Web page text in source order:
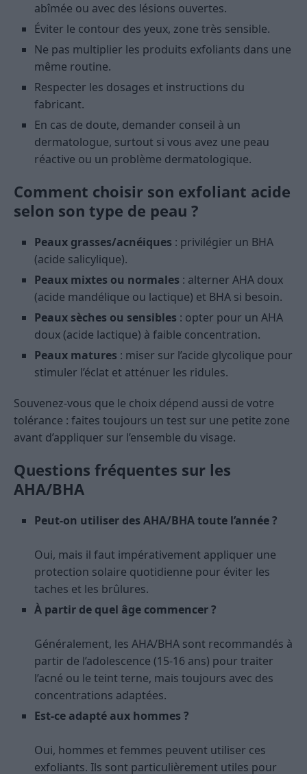
abîmée ou avec des lésions ouvertes.
Éviter le contour des yeux, zone très sensible.
Ne pas multiplier les produits exfoliants dans une
même routine.
Respecter les dosages et instructions du
fabricant.
En cas de doute, demander conseil à un
dermatologue, surtout si vous avez une peau
réactive ou un problème dermatologique.
Comment choisir son exfoliant acide
selon son type de peau ?
Peaux grasses/acnéiques : privilégier un BHA
(acide salicylique).
Peaux mixtes ou normales : alterner AHA doux
(acide mandélique ou lactique) et BHA si besoin.
Peaux sèches ou sensibles : opter pour un AHA
doux (acide lactique) à faible concentration.
Peaux matures : miser sur l’acide glycolique pour
stimuler l’éclat et atténuer les ridules.
Souvenez-vous que le choix dépend aussi de votre
tolérance : faites toujours un test sur une petite zone
avant d’appliquer sur l’ensemble du visage.
Questions fréquentes sur les
AHA/BHA
Peut-on utiliser des AHA/BHA toute l’année ?
Oui, mais il faut impérativement appliquer une
protection solaire quotidienne pour éviter les
taches et les brûlures.
À partir de quel âge commencer ?
Généralement, les AHA/BHA sont recommandés à
partir de l’adolescence (15-16 ans) pour traiter
l’acné ou le teint terne, mais toujours avec des
concentrations adaptées.
Est-ce adapté aux hommes ?
Oui, hommes et femmes peuvent utiliser ces
exfoliants. Ils sont particulièrement utiles pour